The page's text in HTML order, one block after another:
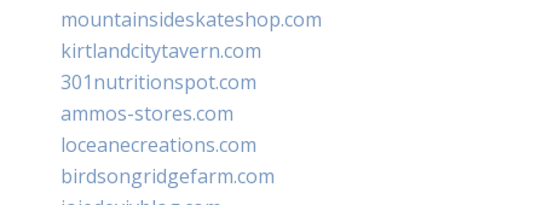
mountainsideskateshop.com
kirtlandcitytavern.com
301nutritionspot.com
ammos-stores.com
loceanecreations.com
birdsongridgefarm.com